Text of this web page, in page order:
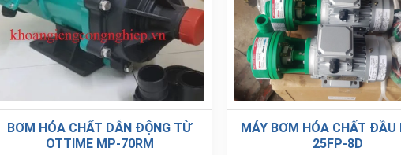
BƠM HÓA CHẤT DẪN ĐỘNG TỪ
OTTIME MP-70RM
MÁY BƠM HÓA CHẤT ĐẦU
25FP-8D